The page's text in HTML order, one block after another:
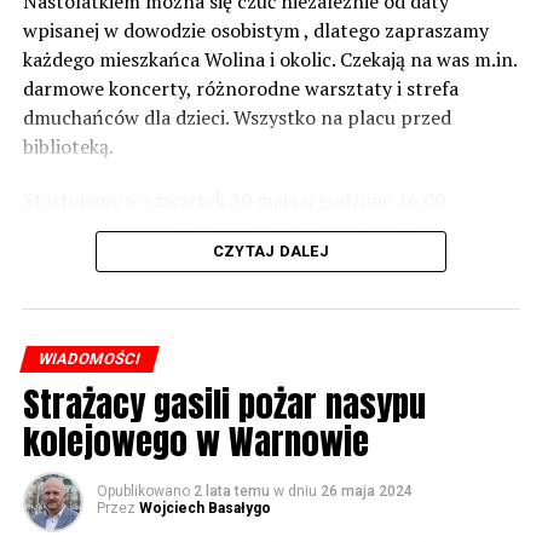
norm dopuszczalnego hałasu, no to nie możemy nic
zrobić. Tam są odpowiednie normy – 61 i 56 decybeli –
zaznacza.
Foto: Wojciech Basałygo
59588 odsłon
wpisanej w dowodzie osobistym , dlatego zapraszamy
każdego mieszkańca Wolina i okolic. Czekają na was m.in.
darmowe koncerty, różnorodne warsztaty i strefa
dmuchańców dla dzieci. Wszystko na placu przed
biblioteką.
występami zespołów „Yellow” i „Specyficzni”.
CZYTAJ DALEJ
WIADOMOŚCI
Strażacy gasili pożar nasypu
kolejowego w Warnowie
Opublikowano 2 lata temu w dniu 26 maja 2024
Przez Wojciech Basałygo